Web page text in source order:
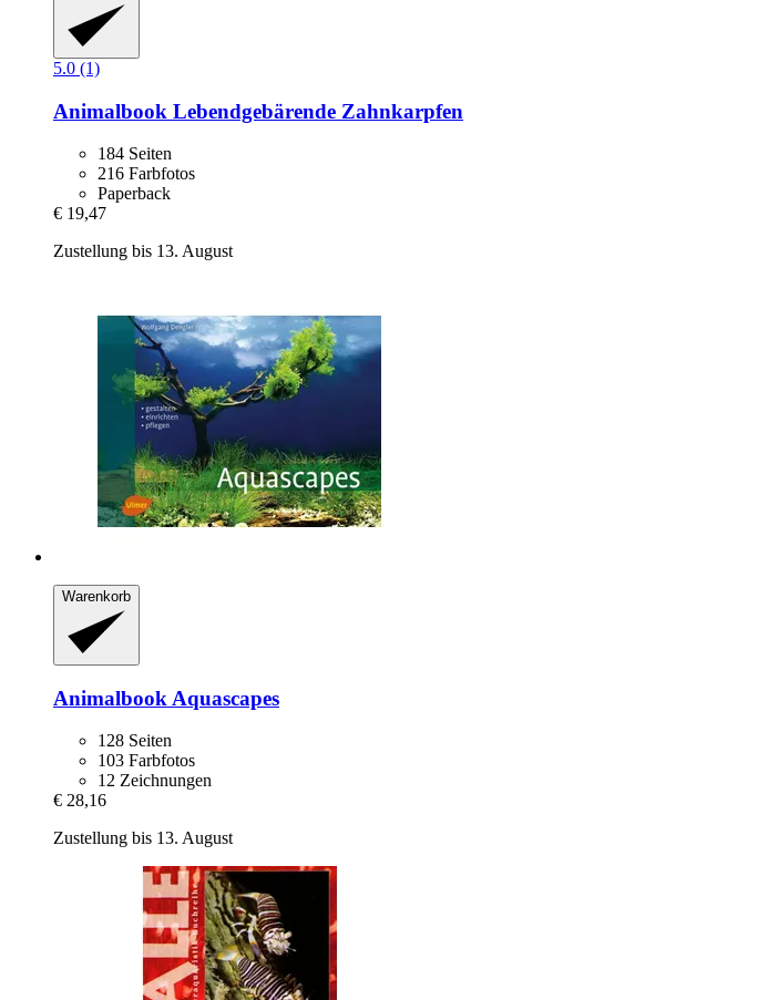
5.0 (1)
Animalbook Lebendgebärende Zahnkarpfen
184 Seiten
216 Farbfotos
Paperback
€ 19,47
Zustellung bis 13. August
Warenkorb
Animalbook Aquascapes
128 Seiten
103 Farbfotos
12 Zeichnungen
€ 28,16
Zustellung bis 13. August